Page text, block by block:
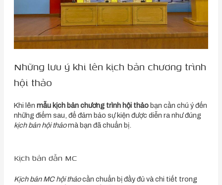
Những lưu ý khi lên kịch bản chương trình
hội thảo
Khi lên mẫu kịch bản chương trình hội thảobạn cần chú ý đến
những điểm sau, để đảm bảo sự kiện được diễn ra như đúng
kịch bản hội thảomà bạn đã chuẩn bị.
Kịch bản dẫn MC
Kịch bản MC hội thảocần chuẩn bị đầy đủ và chi tiết trong